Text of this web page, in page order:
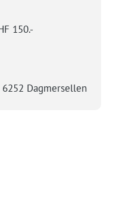
150.-
6252 Dagmersellen